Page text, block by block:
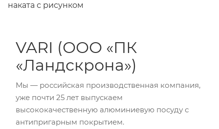
наката с рисунком
VARI (ООО «ПК
«Ландскрона»)
Мы — российская производственная компания,
уже почти 25 лет выпускаем
высококачественную алюминиевую посуду с
антипригарным покрытием.